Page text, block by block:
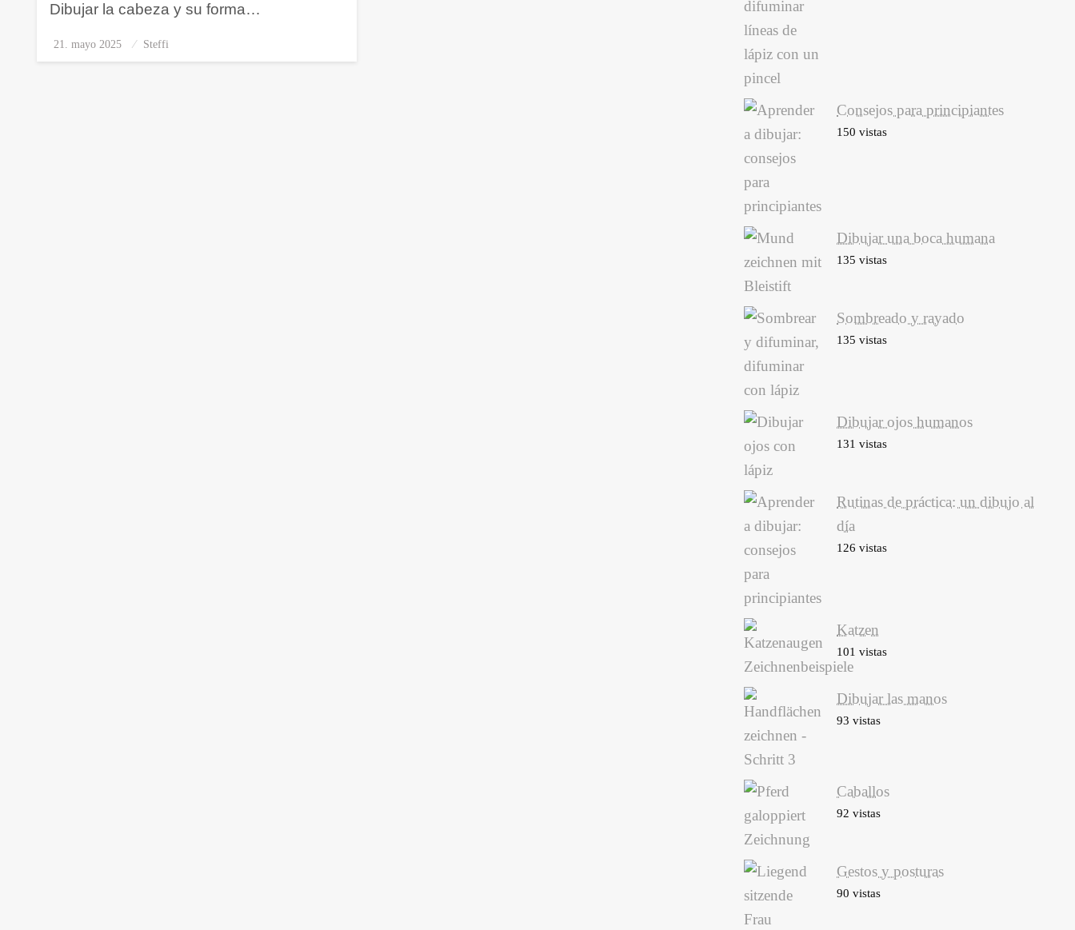
Dibujar la cabeza y su forma…
Publicado
el
21. mayo 2025 Steffi
Consejos para principiantes
150 vistas
Dibujar una boca humana
135 vistas
Sombreado y rayado
135 vistas
Dibujar ojos humanos
131 vistas
Rutinas de práctica: un dibujo al
día
126 vistas
Katzen
101 vistas
Dibujar las manos
93 vistas
Caballos
92 vistas
Gestos y posturas
90 vistas